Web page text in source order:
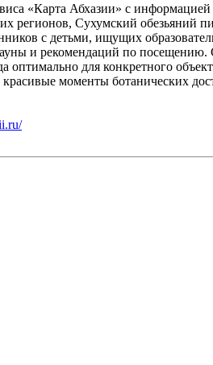
«Карта Абхазии» с
регионов, Сухумский
с детьми, ищущих
и рекомендаций по
оптимально для конкретного
моменты ботанических